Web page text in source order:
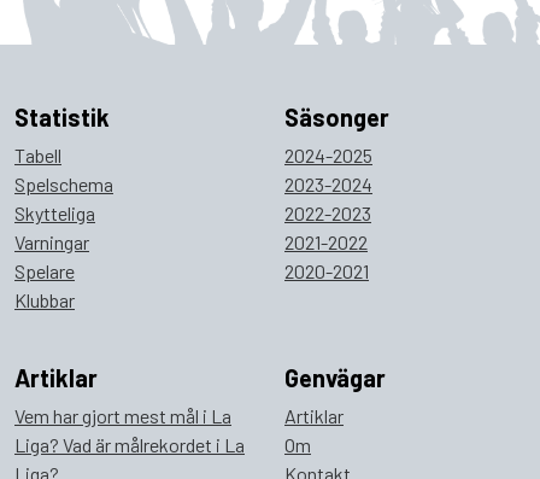
Statistik
Tabell
Spelschema
Skytteliga
Varningar
Spelare
Klubbar
Säsonger
2024-2025
2023-2024
2022-2023
2021-2022
2020-2021
Artiklar
Vem har gjort mest mål i La
Liga? Vad är målrekordet i La
Liga?
Genvägar
Artiklar
Om
Kontakt